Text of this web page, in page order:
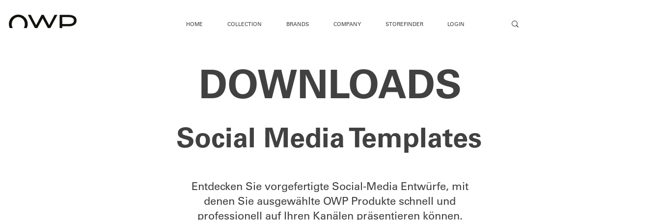
HOME COLLECTION BRANDS COMPANY STOREFINDER LOGIN
DOWNLOADS
Social Media Templates
Entdecken Sie vorgefertigte Social-Media Entwürfe, mit
denen Sie ausgewählte OWP Produkte schnell und
professionell auf Ihren Kanälen präsentieren können.